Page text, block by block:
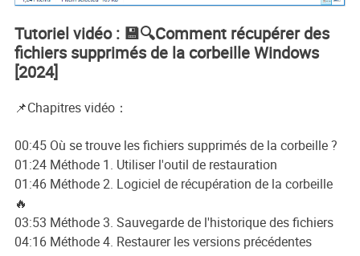
Tutoriel vidéo : 💾🔍Comment récupérer des
fichiers supprimés de la corbeille Windows
[2024]
📌Chapitres vidéo：
00:45 Où se trouve les fichiers supprimés de la corbeille ?
01:24 Méthode 1. Utiliser l'outil de restauration
01:46 Méthode 2. Logiciel de récupération de la corbeille
🔥
03:53 Méthode 3. Sauvegarde de l'historique des fichiers
04:16 Méthode 4. Restaurer les versions précédentes